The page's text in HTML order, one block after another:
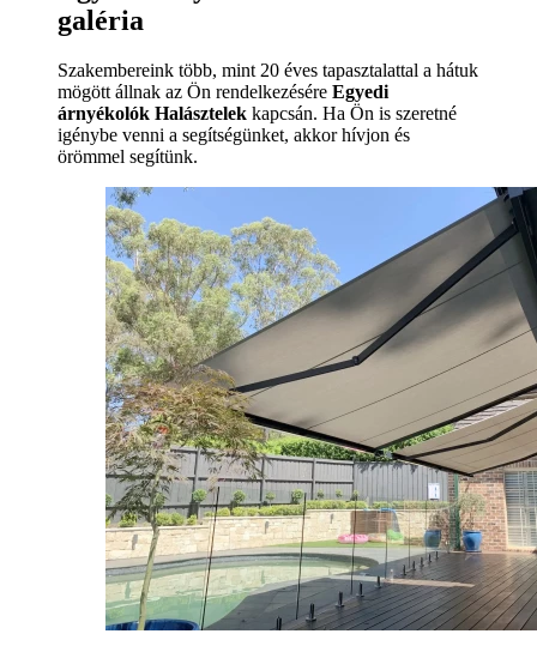
galéria
Szakembereink több, mint 20 éves tapasztalattal a hátuk
mögött állnak az Ön rendelkezésére Egyedi
árnyékolók Halásztelek kapcsán. Ha Ön is szeretné
igénybe venni a segítségünket, akkor hívjon és
örömmel segítünk.